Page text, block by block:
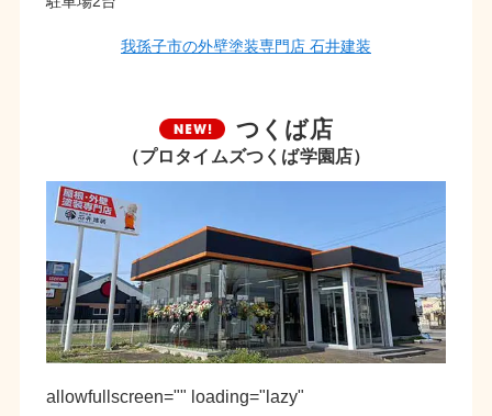
我孫子市の外壁塗装専門店 石井建装
つくば店
（プロタイムズつくば学園店）
allowfullscreen="" loading="lazy"